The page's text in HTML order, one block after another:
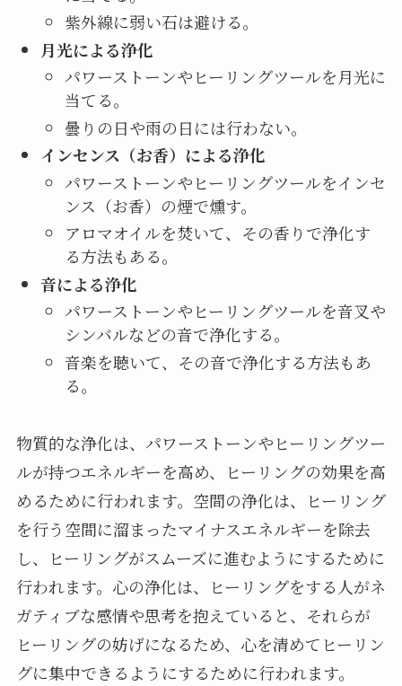
紫外線に弱い石は避ける。
月光による浄化
パワーストーンやヒーリングツールを月光に
当てる。
曇りの日や雨の日には行わない。
インセンス（お香）による浄化
パワーストーンやヒーリングツールをインセ
ンス（お香）の煙で燻す。
アロマオイルを焚いて、その香りで浄化す
る方法もある。
音による浄化
パワーストーンやヒーリングツールを音叉や
シンバルなどの音で浄化する。
音楽を聴いて、その音で浄化する方法もあ
る。
物質的な浄化は、パワーストーンやヒーリングツー
ルが持つエネルギーを高め、ヒーリングの効果を高
めるために行われます。空間の浄化は、ヒーリング
を行う空間に溜まったマイナスエネルギーを除去
し、ヒーリングがスムーズに進むようにするために
行われます。心の浄化は、ヒーリングをする人がネ
ガティブな感情や思考を抱えていると、それらが
ヒーリングの妨げになるため、心を清めてヒーリン
グに集中できるようにするために行われます。